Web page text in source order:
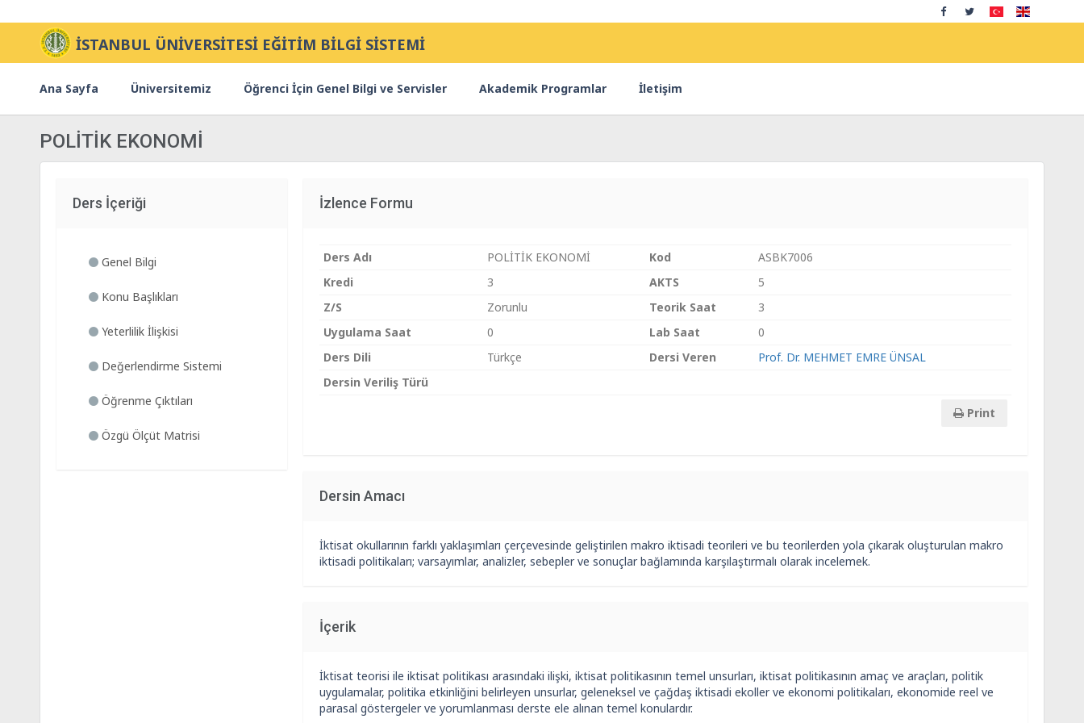
İSTANBUL ÜNİVERSİTESİ EĞİTİM BİLGİ SİSTEMİ
Ana Sayfa Üniversitemiz Öğrenci İçin Genel Bilgi ve Servisler Akademik Programlar İletişim
POLİTİK EKONOMİ
Ders İçeriği
Genel Bilgi
Konu Başlıkları
Yeterlilik İlişkisi
Değerlendirme Sistemi
Öğrenme Çıktıları
Özgü Ölçüt Matrisi
İzlence Formu
Ders Adı POLİTİK EKONOMİ Kod
ASBK7006
Kredi
3 AKTS
5
Z/S
Zorunlu Teorik Saat
3
Uygulama Saat
0 Lab Saat
0
Ders Dili
Türkçe Dersi Veren
Prof. Dr. MEHMET EMRE ÜNSAL
Dersin Veriliş Türü
Print
Dersin Amacı
İktisat okullarının farklı yaklaşımları çerçevesinde geliştirilen makro iktisadi teorileri ve bu teorilerden yola çıkarak oluşturulan makro
iktisadi politikaları; varsayımlar, analizler, sebepler ve sonuçlar bağlamında karşılaştırmalı olarak incelemek.
İçerik
İktisat teorisi ile iktisat politikası arasındaki ilişki, iktisat politikasının temel unsurları, iktisat politikasının amaç ve araçları, politik
uygulamalar, politika etkinliğini belirleyen unsurlar, geleneksel ve çağdaş iktisadi ekoller ve ekonomi politikaları, ekonomide reel ve
parasal göstergeler ve yorumlanması derste ele alınan temel konulardır.